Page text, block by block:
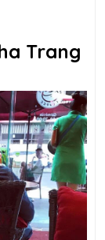
Trang